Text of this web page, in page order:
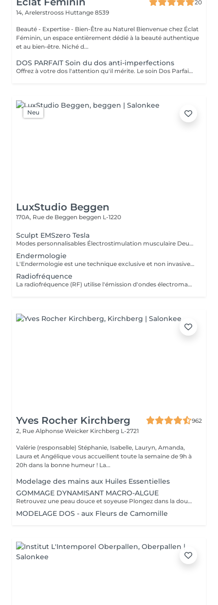
20
14, Arelerstrooss Huttange 8539
Beauté - Expertise - Bien-Être au Naturel Bienvenue chez Éclat
Féminin, un espace entièrement dédié à la beauté authentique
et au bien-être. Niché d...
DOS PARFAIT Soin du dos anti-imperfections
Offrez à votre dos l'attention qu'il mérite. Le soin Dos Parfait purifie, lisse et rééquilibre la peau, pour un dos éclatant de santé et de bien-être. Il peut inclure une dermabrasion douce, selon les besoins de votre peau, pour un résultat encore plus uniforme et affiné. Grâce à des gestes experts et des produits soigneusement sélectionnés, dites adieu aux imperfections et redécouvrez une peau douce, lisse et visiblement sublimée. Résultat : un dos pur, lumineux et visiblement revitalisé. Découvrez l'ensemble de mes rituels et prestations exclusives sur: www.eclat-feminin.lu - SCROLLER VERS LE HAUT - DESCRIPTION -
Neu
LuxStudio Beggen
170A, Rue de Beggen beggen L-1220
Sculpt EMSzero Tesla
Modes personnalisables Électrostimulation musculaire Deux poignées indépendantes : contrôlez la puissance indépendamment, permettant des entraînements synchronisés ou individualisés Sûr et non invasif : notre machine est exempte de courant, d'hyperthermie, de rayonnement et ne nécessite aucune période de récupération. Brûlage de graisse et développement musculaire sans effort Gain de temps et d'efforts : seulement 30 minutes d'utilisation équivalent à 30 000 contractions musculaires, l'équivalent d'innombrables rouleaux de ventre ou squats.
Endermologie
L'Endermologie est une technique exclusive et non invasive qui permet de remodeler votre silhouette, de lisser la cellulite et d'améliorer globalement la tonicité de la peau.
Radiofréquence
La radiofréquence (RF) utilise l'émission d'ondes électromagnétiques à très haute fréquence, pour cibler la peau. La technologie RF permet ainsi de raffermir sa peau et de réduire des tissus graisseux, afin de redessiner des contours touchés par un affaissement cutané et un relâchement de la peau.
Yves Rocher Kirchberg
962
2, Rue Alphonse Weicker Kirchberg L-2721
Valérie (responsable) Stéphanie, Isabelle, Lauryn, Amanda,
Laura et Angélique vous accueillent toute la semaine de 9h à
20h dans la bonne humeur ! La...
Modelage des mains aux Huiles Essentielles
GOMMAGE DYNAMISANT MACRO-ALGUE
Retrouvez une peau douce et soyeuse Plongez dans la douceur tropicale dIndonésie à travers les notes épicées des huiles essentielles de Girofle et de Muscade. Ce gommage aux effluves chauds et naturels vous transporte tout en exfoliant délicatement votre peau : elle est douce, lumineuse et satinée.
MODELAGE DOS - aux Fleurs de Camomille